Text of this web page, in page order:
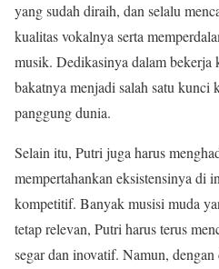
yang sudah diraih, dan selalu
kualitas vokalnya serta
musik. Dedikasinya dalam bekerja
bakatnya menjadi salah satu kunci
panggung dunia.
Selain itu, Putri juga harus
mempertahankan eksistensinya di
kompetitif. Banyak musisi muda
tetap relevan, Putri harus terus
segar dan inovatif. Namun,